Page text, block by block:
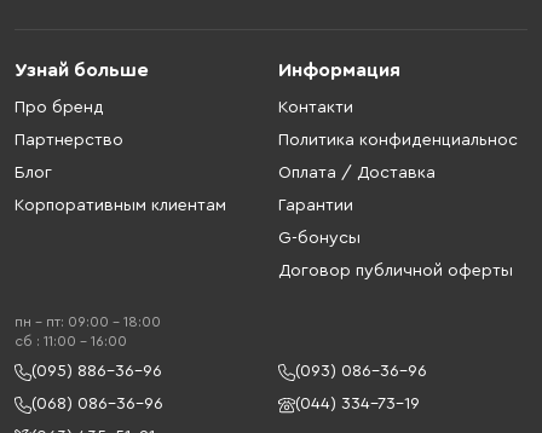
Узнай больше
Про бренд
Партнерство
Блог
Корпоративным клиентам
Информация
Контакти
Политика конфиденциальнос
Оплата / Доставка
Гарантии
G-бонусы
Договор публичной оферты
пн - пт: 09:00 - 18:00
cб : 11:00 - 16:00
(095) 886-36-96
(093) 086-36-96
(068) 086-36-96
(044) 334-73-19